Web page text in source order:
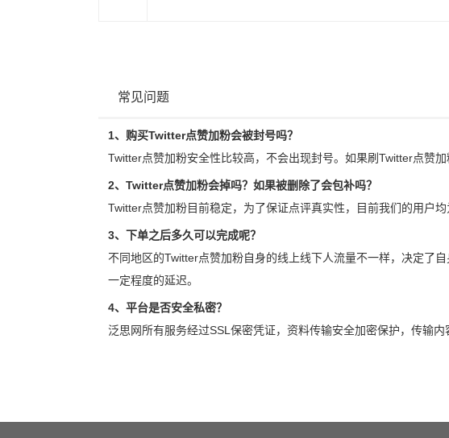
常见问题
1、购买Twitter点赞加粉会被封号吗？
Twitter点赞加粉安全性比较高，不会出现封号。如果刷Twitter点赞
2、Twitter点赞加粉会掉吗？如果被删除了会包补吗？
Twitter点赞加粉目前稳定，为了保证点评真实性，目前我们的用户
3、下单之后多久可以完成呢？
不同地区的Twitter点赞加粉自身的线上线下人流量不一样，决定了
一定程度的延迟。
4、平台是否安全私密？
泛思网所有服务经过SSL保密凭证，资料传输安全加密保护，传输